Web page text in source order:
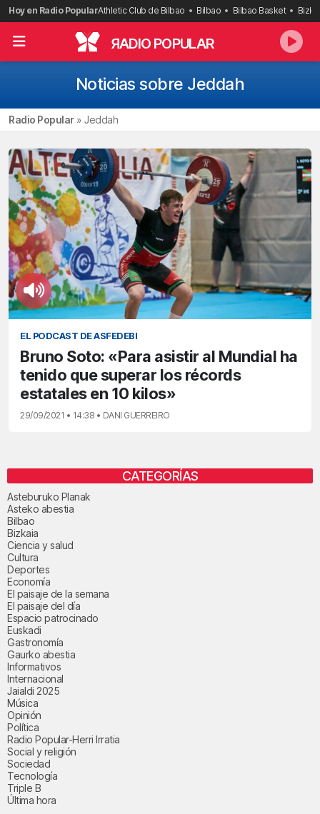
Saltar
al
contenido
Hoy en Radio PopularAthletic Club de Bilbao Bilbao Bilbao Basket
RADIO POPULAR
Noticias sobre Jeddah
Radio Popular» Jeddah
EL PODCAST DE ASFEDEBI
Bruno Soto: «Para asistir al Mundial ha
tenido que superar los récords
estatales en 10 kilos»
29/09/2021 • 14:38 • DANI GUERREIRO
CATEGORÍAS
Asteburuko Planak
Asteko abestia
Bilbao
Bizkaia
Ciencia y salud
Cultura
Deportes
Economía
El paisaje de la semana
El paisaje del día
Espacio patrocinado
Euskadi
Gastronomía
Gaurko abestia
Informativos
Internacional
Jaialdi 2025
Música
Opinión
Política
Radio Popular-Herri Irratia
Social y religión
Sociedad
Tecnología
Triple B
Última hora